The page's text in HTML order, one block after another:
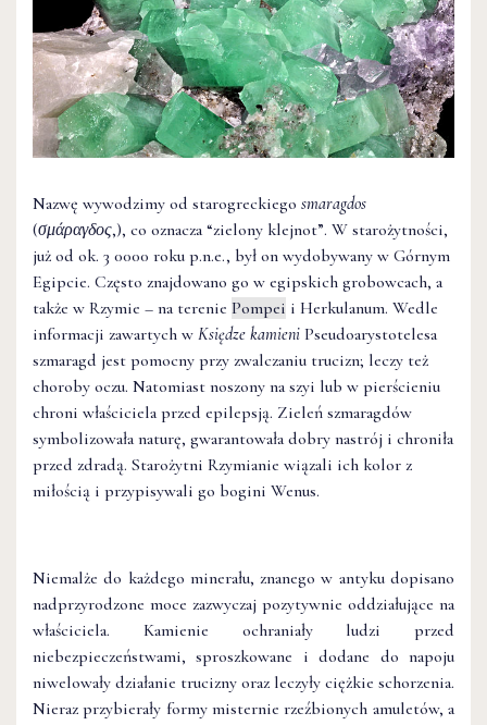
Nazwę wywodzimy od starogreckiego smaragdos
(σμάραγδος,), co oznacza “zielony klejnot”. W starożytności,
już od ok. 3 0000 roku p.n.e., był on wydobywany w Górnym
Egipcie. Często znajdowano go w egipskich grobowcach, a
także w Rzymie – na terenie Pompei i Herkulanum. Wedle
informacji zawartych w Księdze kamieni Pseudoarystotelesa
szmaragd jest pomocny przy zwalczaniu trucizn; leczy też
choroby oczu. Natomiast noszony na szyi lub w pierścieniu
chroni właściciela przed epilepsją. Zieleń szmaragdów
symbolizowała naturę, gwarantowała dobry nastrój i chroniła
przed zdradą. Starożytni Rzymianie wiązali ich kolor z
miłością i przypisywali go bogini Wenus.
Niemalże do każdego minerału, znanego w antyku dopisano
nadprzyrodzone moce zazwyczaj pozytywnie oddziałujące na
właściciela. Kamienie ochraniały ludzi przed
niebezpieczeństwami, sproszkowane i dodane do napoju
niwelowały działanie trucizny oraz leczyły ciężkie schorzenia.
Nieraz przybierały formy misternie rzeźbionych amuletów, a